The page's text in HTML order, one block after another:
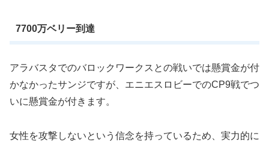
7700万ベリー到達
アラバスタでのバロックワークスとの戦いでは懸賞金が付
かなかったサンジですが、エニエスロビーでのCP9戦でつ
いに懸賞金が付きます。
女性を攻撃しないという信念を持っているため、実力的に